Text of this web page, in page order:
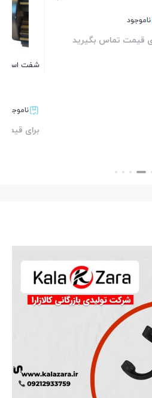
برای قیمت تماس بگیرید